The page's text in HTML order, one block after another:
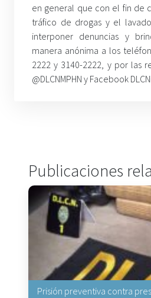
en general que con el fin de
tráfico de drogas y el
interponer denuncias y
manera anónima a los
2222 y 3140-2222, y por las
@DLCNMPHN y Facebook
Publicaciones
Prisión preventiva contra